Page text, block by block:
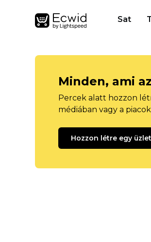
Sat
Minden, ami
Percek alatt hozzon
médiában vagy a
Hozzon létre egy